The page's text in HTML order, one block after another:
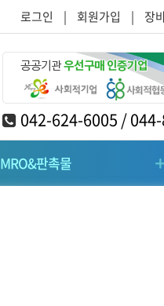
로그인 | 회원가입 | 장
042-624-6005 /
MRO&판촉물